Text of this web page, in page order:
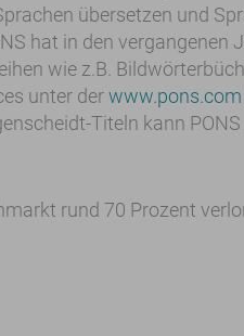
übersetzen und
hat in den vergangenen
wie z.B.
unter derwww.pons.com
Titeln kann
rund 70 Prozent